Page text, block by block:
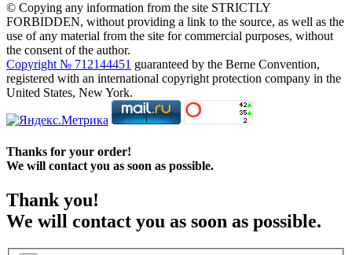
© Copying any information from the site STRICTLY
FORBIDDEN, without providing a link to the source, as well as the
use of any material from the site for commercial purposes, without
the consent of the author.
Copyright № 712144451 guaranteed by the Berne Convention,
registered with an international copyright protection company in the
United States, New York.
Thanks for your order!
We will contact you as soon as possible.
Thank you!
We will contact you as soon as possible.